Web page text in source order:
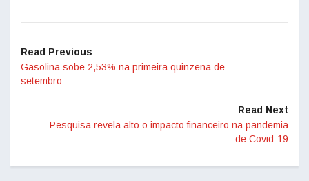
Read Previous
Gasolina sobe 2,53% na primeira quinzena de
setembro
Read Next
Pesquisa revela alto o impacto financeiro na pandemia
de Covid-19